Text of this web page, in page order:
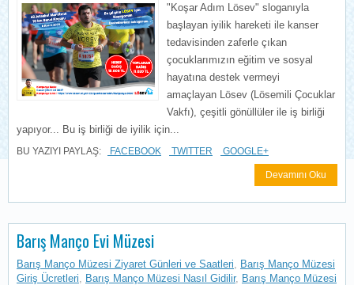
"Koşar Adım Lösev" sloganıyla
başlayan iyilik hareketi ile kanser
tedavisinden zaferle çıkan
çocuklarımızın eğitim ve sosyal
hayatına destek vermeyi
amaçlayan Lösev (Lösemili Çocuklar
Vakfı), çeşitli gönüllüler ile iş birliği
yapıyor... Bu iş birliği de iyilik için...
BU YAZIYI PAYLAŞ: FACEBOOK TWITTER GOOGLE+
Devamını Oku
Barış Manço Evi Müzesi
Barış Manço Müzesi Ziyaret Günleri ve Saatleri
Barış Manço Müzesi
Giriş Ücretleri
Barış Manço Müzesi Nasıl Gidilir, Barış Manço Müzesi